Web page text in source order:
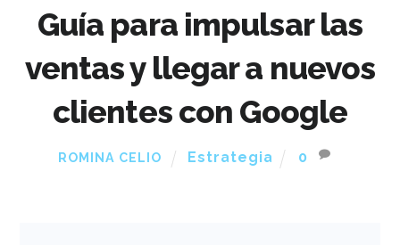
Guía para impulsar las
ventas y llegar a nuevos
clientes con Google
ROMINA CELIO Estrategia 0